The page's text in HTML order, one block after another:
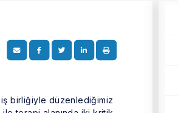
iş birliğiyle düzenlediğimiz